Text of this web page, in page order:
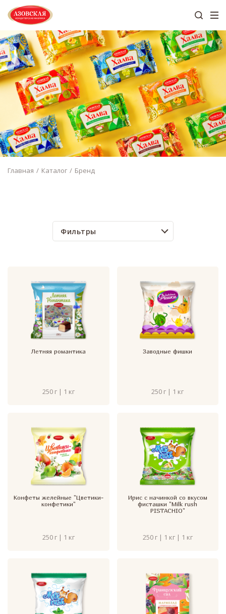
Главная Каталог Бренд
Фильтры
Летняя романтика
250 г | 1 кг
Заводные фишки
250 г | 1 кг
Конфеты желейные "Цветики-
конфетики"
250 г | 1 кг
Ирис с начинкой со вкусом
фисташки "Milk rush
PISTACHIO"
250 г | 1 кг | 1 кг